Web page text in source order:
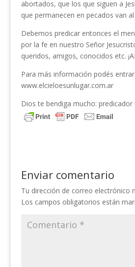
abortados, que los que siguen a
que permanecen en pecados van
Debemos predicar entonces el
por la fe en nuestro Señor
queridos, amigos, conocidos etc.
Para más información podés
www.elcieloesunlugar.com.ar
Dios te bendiga mucho: predicador
Enviar comentario
Tu dirección de correo electrónico
Los campos obligatorios están